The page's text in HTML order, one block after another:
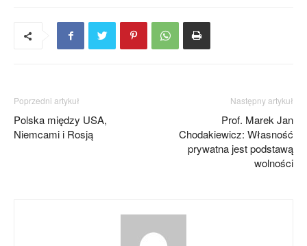
Poprzedni artykuł
Polska między USA,
Niemcami i Rosją
Następny artykuł
Prof. Marek Jan
Chodakiewicz: Własność
prywatna jest podstawą
wolności